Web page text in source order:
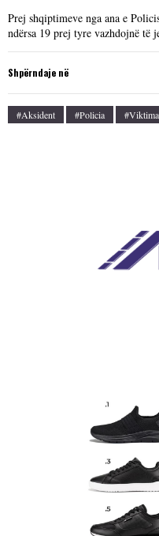
Prej shqiptimeve nga ana e
ndërsa 19 prej tyre vazhdojnë të
Shpërndaje në
#aksident #Policia #viktima